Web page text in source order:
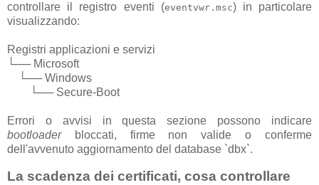
controllare il registro eventi (eventvwr.msc) in particolare
visualizzando:
Registri applicazioni e servizi
└── Microsoft
└── Windows
└── Secure-Boot
Errori o avvisi in questa sezione possono indicare
bootloaderbloccati, firme non valide o conferme
dell'avvenuto aggiornamento del database `dbx`.
La scadenza dei certificati, cosa controllare